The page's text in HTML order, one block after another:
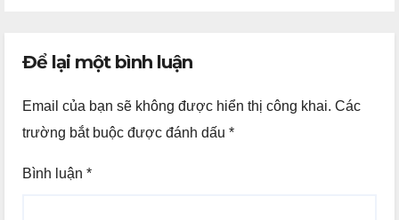
Để lại một bình luận
Email của bạn sẽ không được hiển thị công khai. Các
trường bắt buộc được đánh dấu *
Bình luận *